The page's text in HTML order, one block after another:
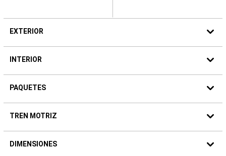
EXTERIOR
INTERIOR
PAQUETES
TREN MOTRIZ
DIMENSIONES